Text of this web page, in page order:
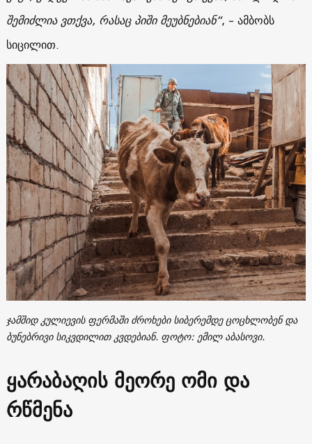
შემიძლიავთქვა, რასაც პიში მეუბნებიან“, – ამბობს
სიცილით.
ჯამშიდ კულიევის ფერმაში ძროხები სიბერემდე ცოცხლობენ და
ბუნებრივი სიკვდილით კვდებიან. ფოტო: ემილ აბასოვი.
ყარაბაღის მეორე ომი და
რწმენა